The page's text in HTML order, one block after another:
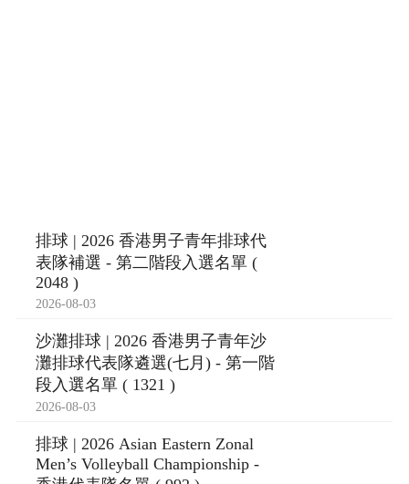
排球 | 2026 香港男子青年排球代
表隊補選 - 第二階段入選名單 (
2048 )
2026-08-03
沙灘排球 | 2026 香港男子青年沙
灘排球代表隊遴選(七月) - 第一階
段入選名單 ( 1321 )
2026-08-03
排球 | 2026 Asian Eastern Zonal
Men’s Volleyball Championship -